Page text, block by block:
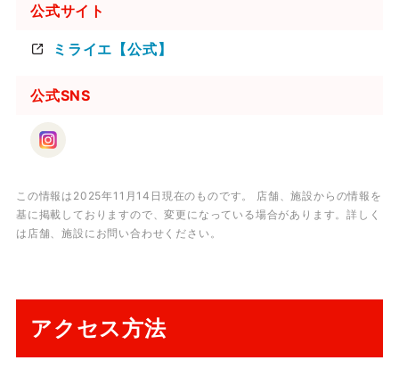
公式サイト
ミライエ【公式】
公式SNS
この情報は2025年11月14日現在のものです。 店舗、施設からの情報を
基に掲載しておりますので、変更になっている場合があります。詳しく
は店舗、施設にお問い合わせください。
アクセス方法